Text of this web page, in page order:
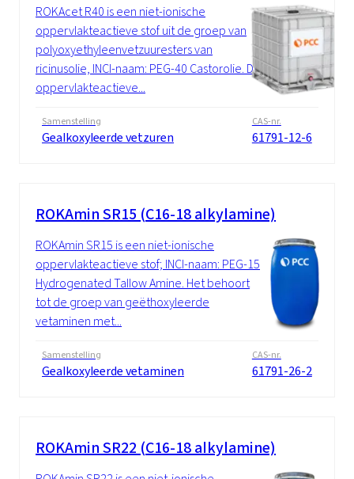
ROKAcet R40 is een niet-ionische
oppervlakteactieve stof uit de groep van
polyoxyethyleenvetzuuresters van
ricinusolie, INCI-naam: PEG-40 Castorolie. De
oppervlakteactieve...
Samenstelling
Gealkoxyleerde vetzuren
CAS-nr.
61791-12-6
ROKAmin SR15 (C16-18 alkylamine)
ROKAmin SR15 is een niet-ionische
oppervlakteactieve stof; INCI-naam: PEG-15
Hydrogenated Tallow Amine. Het behoort
tot de groep van geëthoxyleerde
vetaminen met...
Samenstelling
Gealkoxyleerde vetaminen
CAS-nr.
61791-26-2
ROKAmin SR22 (C16-18 alkylamine)